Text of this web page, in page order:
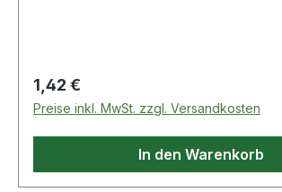
Regulärer Preis:
1,42 €
Preise inkl. MwSt. zzgl. Versandkosten
In den Warenkorb